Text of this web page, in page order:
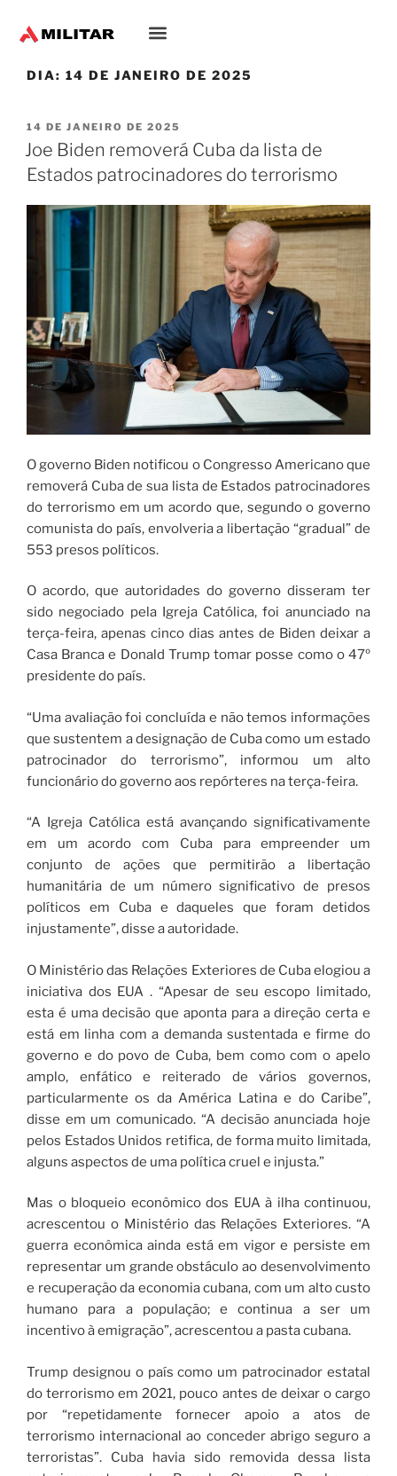
DIA: 14 DE JANEIRO DE 2025
14 DE JANEIRO DE 2025
Joe Biden removerá Cuba da lista de
Estados patrocinadores do terrorismo
O governo Biden notificou o Congresso Americano que
removerá Cuba de sua lista de Estados patrocinadores
do terrorismo em um acordo que, segundo o governo
comunista do país, envolveria a libertação “gradual” de
553 presos políticos.
O acordo, que autoridades do governo disseram ter
sido negociado pela Igreja Católica, foi anunciado na
terça-feira, apenas cinco dias antes de Biden deixar a
Casa Branca e Donald Trump tomar posse como o 47º
presidente do país.
“Uma avaliação foi concluída e não temos informações
que sustentem a designação de Cuba como um estado
patrocinador do terrorismo”, informou um alto
funcionário do governo aos repórteres na terça-feira.
“A Igreja Católica está avançando significativamente
em um acordo com Cuba para empreender um
conjunto de ações que permitirão a libertação
humanitária de um número significativo de presos
políticos em Cuba e daqueles que foram detidos
injustamente”, disse a autoridade.
O Ministério das Relações Exteriores de Cuba elogiou a
iniciativa dos EUA . “Apesar de seu escopo limitado,
esta é uma decisão que aponta para a direção certa e
está em linha com a demanda sustentada e firme do
governo e do povo de Cuba, bem como com o apelo
amplo, enfático e reiterado de vários governos,
particularmente os da América Latina e do Caribe”,
disse em um comunicado. “A decisão anunciada hoje
pelos Estados Unidos retifica, de forma muito limitada,
alguns aspectos de uma política cruel e injusta.”
Mas o bloqueio econômico dos EUA à ilha continuou,
acrescentou o Ministério das Relações Exteriores. “A
guerra econômica ainda está em vigor e persiste em
representar um grande obstáculo ao desenvolvimento
e recuperação da economia cubana, com um alto custo
humano para a população; e continua a ser um
incentivo à emigração”, acrescentou a pasta cubana.
Trump designou o país como um patrocinador estatal
do terrorismo em 2021, pouco antes de deixar o cargo
por “repetidamente fornecer apoio a atos de
terrorismo internacional ao conceder abrigo seguro a
terroristas”. Cuba havia sido removida dessa lista